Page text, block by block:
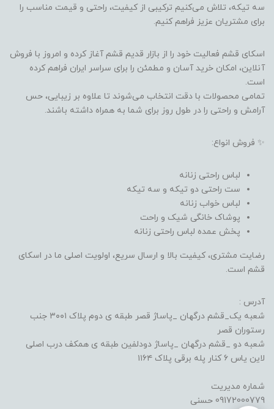
سه تیکه، تلاش می‌کنیم ترکیبی از کیفیت، راحتی و قیمت مناسب را
برای مشتریان عزیز فراهم کنیم.
اسکای قشم فعالیت خود را از بازار قدیم قشم آغاز کرده و امروز با فروش
آنلاین، امکان خرید آسان و مطمئن را برای سراسر ایران فراهم کرده
است.
تمامی محصولات با دقت انتخاب می‌شوند تا علاوه بر زیبایی، حس
آرامش و راحتی را در طول روز برای شما به همراه داشته باشند.
✨ فروش انواع:
لباس راحتی زنانه
ست راحتی دو تیکه و سه تیکه
لباس خواب زنانه
پوشاک خانگی شیک و راحت
پخش عمده لباس راحتی زنانه
رضایت مشتری، کیفیت بالا و ارسال سریع، اولویت اصلی ما در اسکای
قشم است.
آدرس :
شعبه یک_قشم درگهان _پاساژ قصر طبقه ی دوم پلاک ۳۰۰۱ جنب
رستوران قصر
شعبه دو _قشم درگهان _پاساژ دودلفین طبقه ی همکف درب اصلی
لاین یاس ۶ کنار پله برقی پلاک ۱۱۶۴
شماره مدیریت
09172000779 حسنی